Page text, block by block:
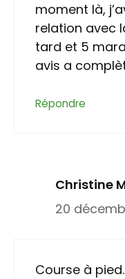
moment là,
relation avec
tard et 5
avis a
Répondre
Christine
20
Course à